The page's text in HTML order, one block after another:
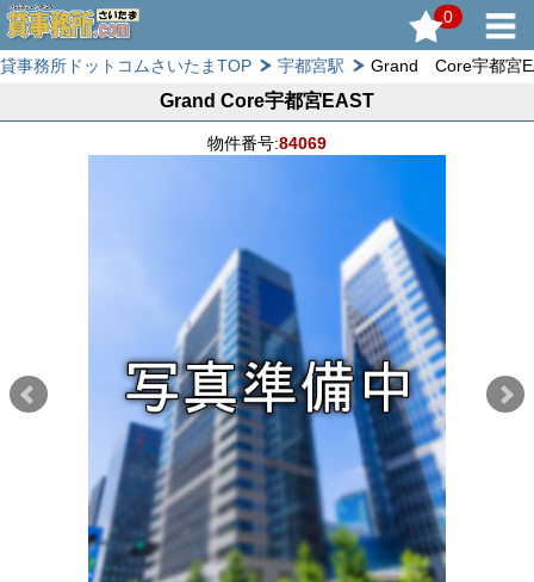
0
貸事務所ドットコムさいたまTOP 宇都宮駅 Grand Core宇都宮
Grand Core宇都宮EAST
物件番号:84069